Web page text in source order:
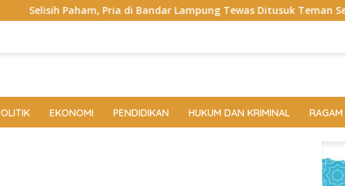
di Bandar Lampung Tewas Ditusuk Teman Sendiri Saat Nongkrong
EKONOMI PENDIDIKAN HUKUM DAN KRIMINAL RAGAM